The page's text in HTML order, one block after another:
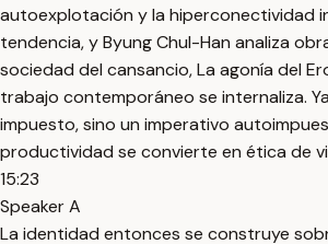
autoexplotación y la hiperconectividad
tendencia, y Byung Chul-Han analiza
sociedad del cansancio, La agonía del
trabajo contemporáneo se internaliza.
impuesto, sino un imperativo
productividad se convierte en ética de
15:23
Speaker A
La identidad entonces se construye